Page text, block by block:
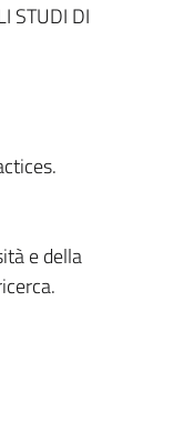
STUDI DI
e della